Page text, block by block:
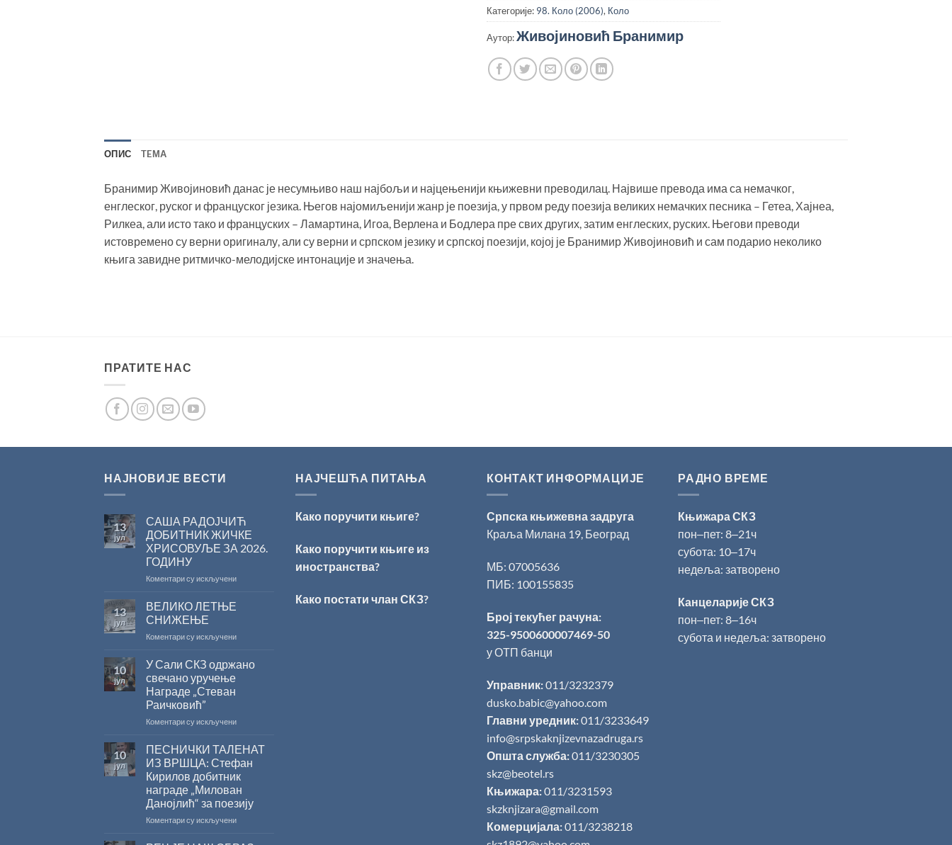
Категорије: 98. Коло (2006), Коло
Аутор:Живојиновић Бранимир
ОПИС TEМА
Бранимир Живојиновић данас је несумњиво наш најбољи и најцењенији књижевни преводилац. Највише превода има са немачког,
енглеског, руског и француског језика. Његов најомиљенији жанр је поезија, у првом реду поезија великих немачких песника – Гетеа, Хајнеа,
Рилкеа, али исто тако и француских – Ламартина, Игоа, Верлена и Бодлера пре свих других, затим енглеских, руских. Његови преводи
истовремено су верни оригиналу, али су верни и српском језику и српској поезији, којој је Бранимир Живојиновић и сам подарио неколико
књига завидне ритмичко-мелодијске интонације и значења.
ПРАТИТЕ НАС
НАЈНОВИЈЕ ВЕСТИ
13
јул
САША РАДОЈЧИЋ
ДОБИТНИК ЖИЧКЕ
ХРИСОВУЉЕ ЗА 2026.
ГОДИНУ
Коментари су искљученина
ХРИСОВУЉЕ
2026.
13
јул
ВЕЛИКО ЛЕТЊЕ
СНИЖЕЊЕ
Коментари су искљученина
10
јул
У Сали СКЗ одржано
свечано уручење
Награде „Стеван
Раичковић”
Коментари су искљученина
Сали
СКЗ
одржано
свечано
уручење
Награде
„Стеван
10
јул
ПЕСНИЧКИ ТАЛЕНАТ
ИЗ ВРШЦА: Стефан
Кирилов добитник
награде „Милован
Данојлић“ за поезију
Коментари су искљученина
НАЈЧЕШЋА ПИТАЊА
Како поручити књиге?
Како поручити књиге из
иностранства?
Како постати члан СКЗ?
КОНТАКТ ИНФОРМАЦИЈЕ
Српска књижевна задруга
Краља Милана 19, Београд
МБ: 07005636
ПИБ: 100155835
Број текућег рачуна:
325-9500600007469-50
у ОТП банци
Управник:011/3232379
dusko.babic@yahoo.com
Главни уредник:011/3233649
info@srpskaknjizevnazadruga.rs
Општа служба:011/3230305
skz@beotel.rs
Књижара:011/3231593
skzknjizara@gmail.com
Комерцијала:011/3238218
РАДНО ВРЕМЕ
Књижара СКЗ
пон‒пет: 8‒21ч
субота: 10‒17ч
недеља: затворено
Канцеларије СКЗ
пон‒пет: 8‒16ч
субота и недеља: затворено